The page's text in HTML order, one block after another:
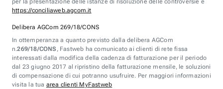
per la presentazione delle istanze di risoluzione delle controversie è
https://conciliaweb.agcom.it
Delibera AGCom 269/18/CONS
In ottemperanza a quanto previsto dalla delibera AGCom
n.269/18/CONS , Fastweb ha comunicato ai clienti di rete fissa
interessati dalla modifica della cadenza di fatturazione per il periodo
dal 23 giugno 2017 al ripristino della fatturazione mensile, le soluzioni
di compensazione di cui potranno usufruire. Per maggiori informazioni
visita la tua area clienti MyFastweb